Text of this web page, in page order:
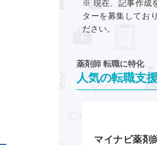
※ 現在、記事作成
ターを募集してお
ださい。
薬剤師 転職に特化
人気の転職支
マイナビ薬剤